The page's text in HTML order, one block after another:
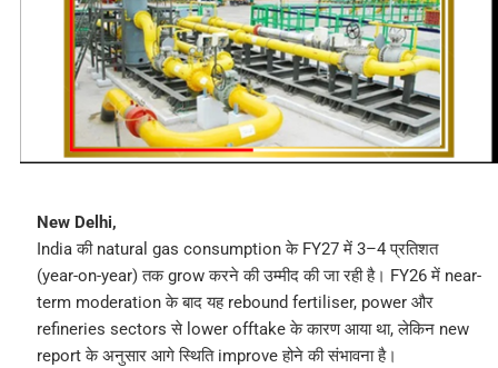
New Delhi,
India की natural gas consumption के FY27 में 3–4 प्रतिशत
(year-on-year) तक grow करने की उम्मीद की जा रही है। FY26 में near-
term moderation के बाद यह rebound fertiliser, power और
refineries sectors से lower offtake के कारण आया था, लेकिन new
report के अनुसार आगे स्थिति improve होने की संभावना है।